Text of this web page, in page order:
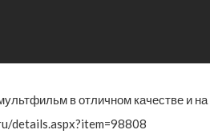
в отличном качестве и
details.aspx?item=98808